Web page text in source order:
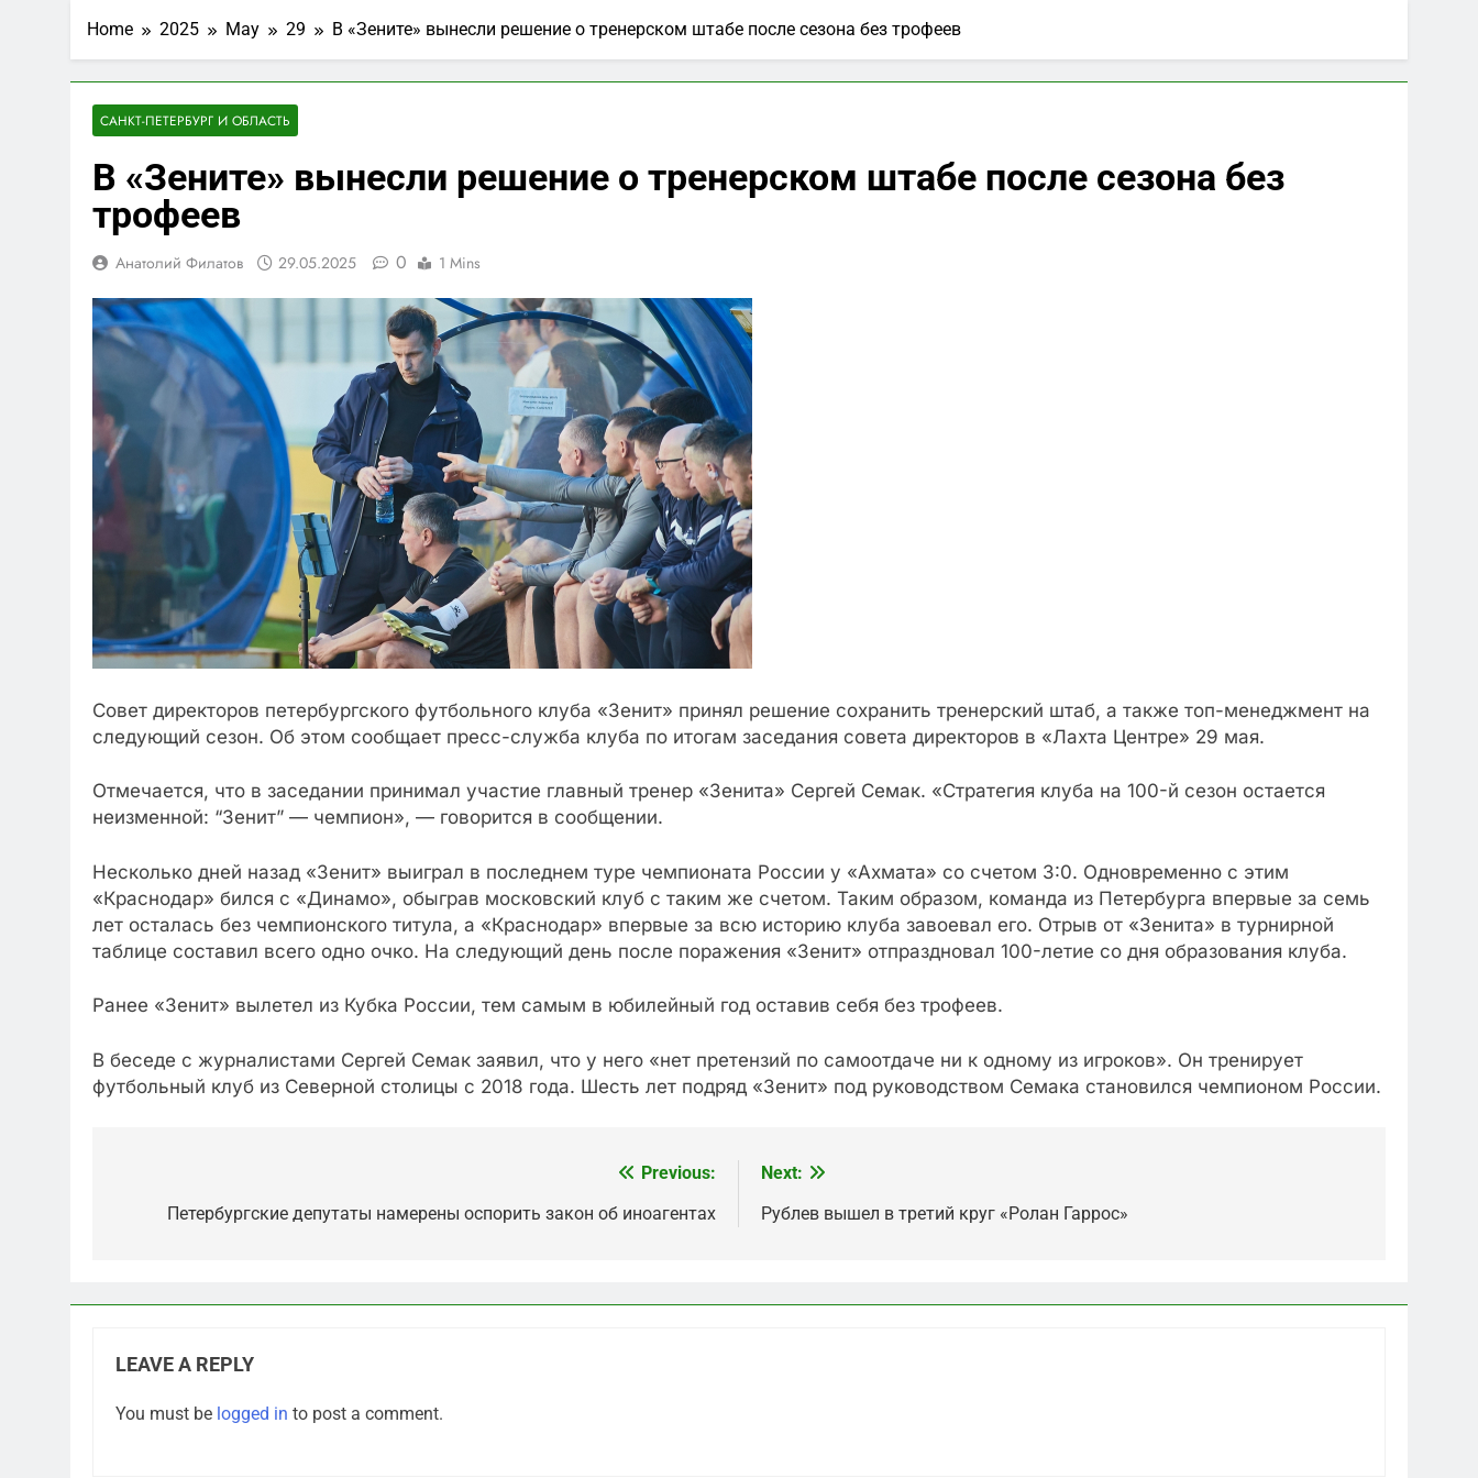
Home 2025 May 29 В «Зените» вынесли решение о тренерском штабе после сезона без трофеев
САНКТ-ПЕТЕРБУРГ И ОБЛАСТЬ
В «Зените» вынесли решение о тренерском штабе после сезона без
трофеев
Анатолий Филатов 29.05.2025 0 1 Mins
Совет директоров петербургского футбольного клуба «Зенит» принял решение сохранить тренерский штаб, а также топ-менеджмент на
следующий сезон. Об этом сообщает пресс-служба клуба по итогам заседания совета директоров в «Лахта Центре» 29 мая.
Отмечается, что в заседании принимал участие главный тренер «Зенита» Сергей Семак. «Стратегия клуба на 100-й сезон остается
неизменной: “Зенит” — чемпион», — говорится в сообщении.
Несколько дней назад «Зенит» выиграл в последнем туре чемпионата России у «Ахмата» со счетом 3:0. Одновременно с этим
«Краснодар» бился с «Динамо», обыграв московский клуб с таким же счетом. Таким образом, команда из Петербурга впервые за семь
лет осталась без чемпионского титула, а «Краснодар» впервые за всю историю клуба завоевал его. Отрыв от «Зенита» в турнирной
таблице составил всего одно очко. На следующий день после поражения «Зенит» отпраздновал 100-летие со дня образования клуба.
Ранее «Зенит» вылетел из Кубка России, тем самым в юбилейный год оставив себя без трофеев.
В беседе с журналистами Сергей Семак заявил, что у него «нет претензий по самоотдаче ни к одному из игроков». Он тренирует
футбольный клуб из Северной столицы с 2018 года. Шесть лет подряд «Зенит» под руководством Семака становился чемпионом России.
navigation
Previous:
Петербургские депутаты намерены оспорить закон об иноагентах
Next:
Рублев вышел в третий круг «Ролан Гаррос»
LEAVE A REPLY
You must be logged in to post a comment.
5
Что происходит в